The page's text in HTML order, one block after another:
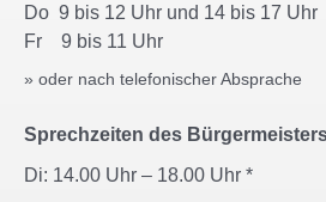
Do 9 bis 12 Uhr und 14 bis 17
Fr 9 bis 11 Uhr
» oder nach telefonischer Absprache
Sprechzeiten des
Di: 14.00 Uhr – 18.00 Uhr *